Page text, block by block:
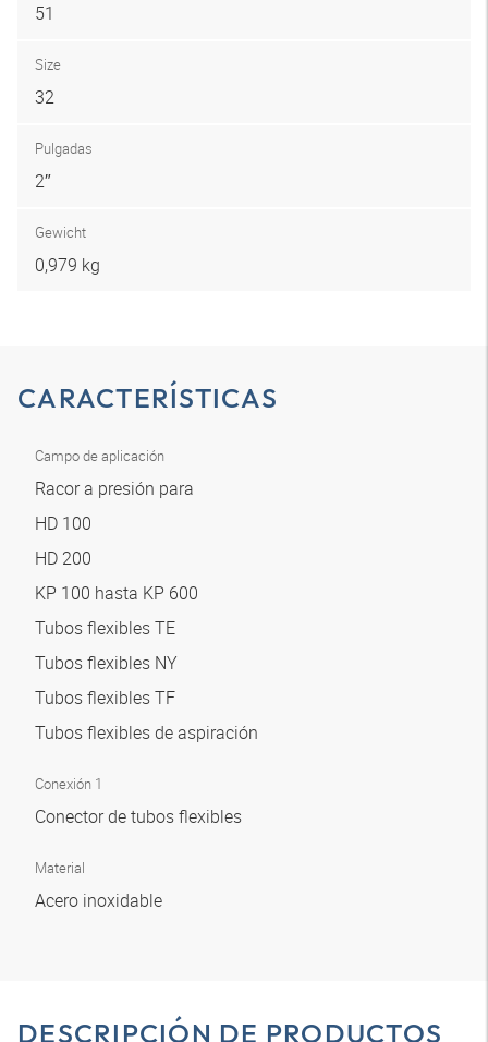
51
Size
32
Pulgadas
2″
Gewicht
0,979 kg
CARACTERÍSTICAS
Campo de aplicación
Racor a presión para
HD 100
HD 200
KP 100 hasta KP 600
Tubos flexibles TE
Tubos flexibles NY
Tubos flexibles TF
Tubos flexibles de aspiración
Conexión 1
Conector de tubos flexibles
Material
Acero inoxidable
DESCRIPCIÓN DE PRODUCTOS